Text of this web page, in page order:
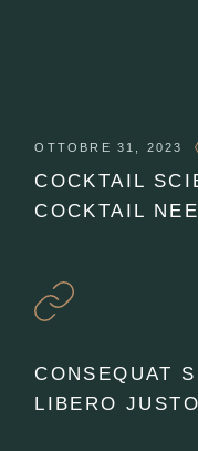
OTTOBRE 31, 2023
COCKTAIL
COCKTAIL
CONSEQUAT
LIBERO